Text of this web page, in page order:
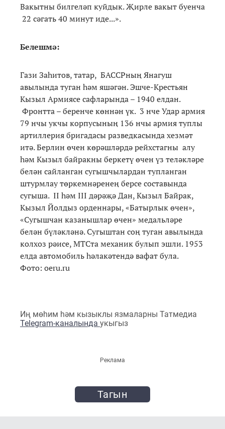
Вакытны билгеләп куйдык. Җирле вакыт буенча
22 сәгать 40 минут иде...».
Белешмә:
Гази Заһитов, татар, БАССРның Янагуш
авылында туган һәм яшәгән. Эшче-Крестьян
Кызыл Армиясе сафларында – 1940 елдан.
Фронтта – беренче көннән үк. 3 нче Удар армия
79 нчы укчы корпусының 136 нчы армия туплы
артиллерия бригадасы разведкасында хезмәт
итә. Берлин өчен көрәшләрдә рейхстагны алу
һәм Кызыл байракны беркетү өчен үз теләкләре
белән сайланган сугышчылардан тупланган
штурмлау төркемнәренең берсе составында
сугыша. II һәм III дәрәҗә Дан, Кызыл Байрак,
Кызыл Йолдыз орденнары, «Батырлык өчен»,
«Сугышчан казанышлар өчен» медальләре
белән бүләкләнә. Сугыштан соң туган авылында
колхоз рәисе, МТСта механик булып эшли. 1953
елда автомобиль һәлакәтендә вафат була.
Фото: oeru.ru
Иң мөһим һәм кызыклы язмаларны Татмедиа
Telegram-каналында укыгыз
Реклама
Тагын